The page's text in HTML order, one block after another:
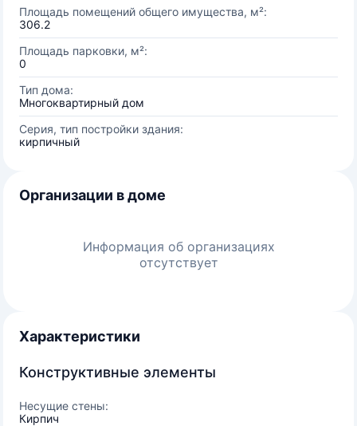
Площадь помещений общего имущества, м²:
306.2
Площадь парковки, м²:
0
Тип дома:
Многоквартирный дом
Серия, тип постройки здания:
кирпичный
Организации в доме
Информация об организациях
отсутствует
Характеристики
Конструктивные элементы
Несущие стены:
Кирпич